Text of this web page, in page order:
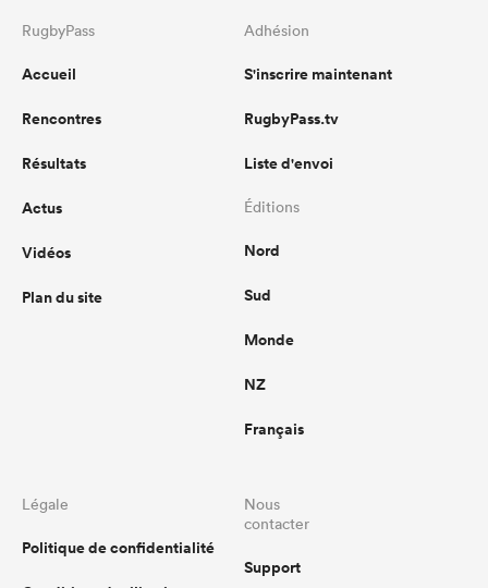
RugbyPass
Accueil
Rencontres
Résultats
Actus
Vidéos
Plan du site
Adhésion
S'inscrire maintenant
RugbyPass.tv
Liste d'envoi
Éditions
Nord
Sud
Monde
NZ
Français
Légale
Politique de confidentialité
Nous
contacter
Support